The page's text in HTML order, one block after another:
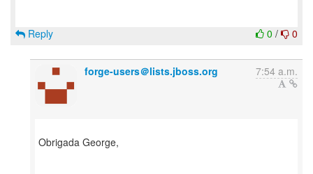
0 / 0
Reply
forge-users＠lists.jboss.org 7:54 a.m.
Obrigada George,